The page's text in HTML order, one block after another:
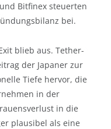
Bitfinex steuerten
bei.
blieb aus. Tether-
der Japaner zur
Tiefe hervor, die
in der
in die
plausibel als eine